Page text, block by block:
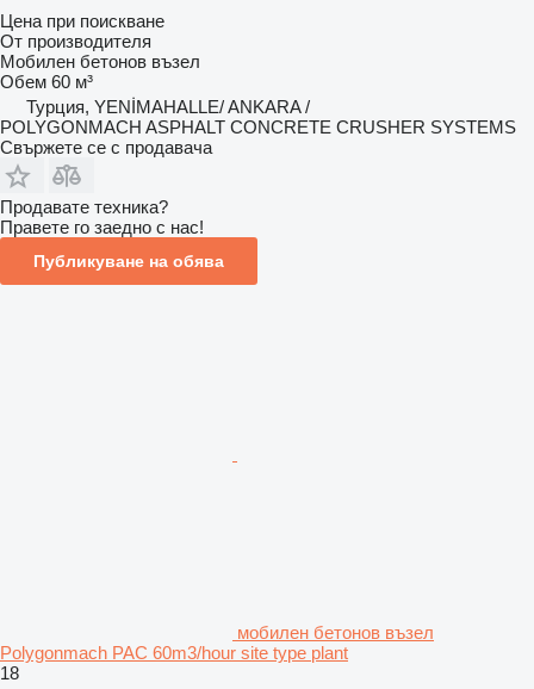
Цена при поискване
От производителя
Мобилен бетонов възел
Обем 60 м³
Турция, YENİMAHALLE/ ANKARA /
POLYGONMACH ASPHALT CONCRETE CRUSHER SYSTEMS
Свържете се с продавача
Продавате техника?
Правете го заедно с нас!
Публикуване на обява
мобилен бетонов възел
Polygonmach PAC 60m3/hour site type plant
18